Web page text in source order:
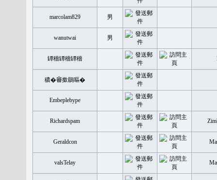
marcolam829 男
wanutwai 男
罈穡罈穡罈穡
穠�𤲞撳鶥嘔�
Embeplebype
Richardspam
Geraldcon
valsTelay